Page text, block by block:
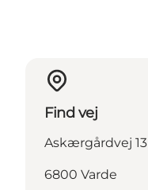
Find vej
Askærgårdvej 13
6800 Varde